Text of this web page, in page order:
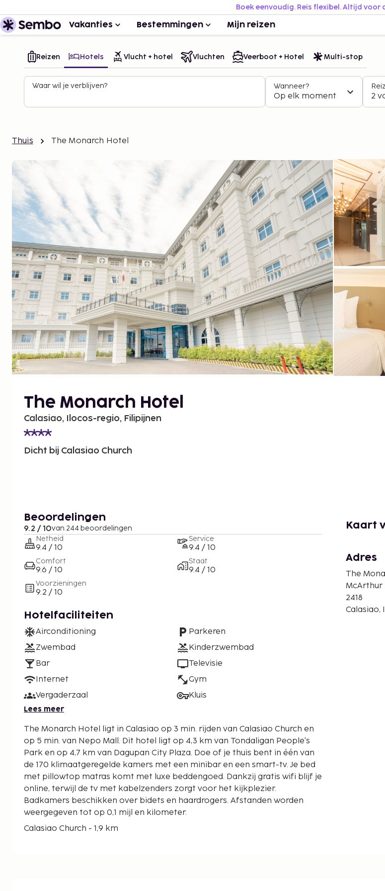
Boek eenvoudig. Reis flexibel. Altijd voor
Vakanties Bestemmingen Mijn reizen
Reizen Hotels Vlucht + hotel Vluchten Veerboot + Hotel Multi-stop
Waar wil je verblijven? Wanneer?
Op elk moment 2
Thuis The Monarch Hotel
The Monarch Hotel
Calasiao, Ilocos-regio, Filipijnen
Dicht bij Calasiao Church
Beoordelingen
9.2 / 10van 244 beoordelingen
Netheid
9.4 / 10
Comfort
9.6 / 10
Voorzieningen
9.2 / 10
Service
9.4 / 10
Staat
9.4 / 10
Hotelfaciliteiten
Airconditioning
Zwembad
Bar
Internet
Vergaderzaal
Parkeren
Kinderzwembad
Televisie
Gym
Kluis
Lees meer
The Monarch Hotel ligt in Calasiao op 3 min. rijden van Calasiao Church en
op 5 min. van Nepo Mall. Dit hotel ligt op 4,3 km van Tondaligan People's
Park en op 4,7 km van Dagupan City Plaza. Doe of je thuis bent in één van
de 170 klimaatgeregelde kamers met een minibar en een smart-tv. Je bed
met pillowtop matras komt met luxe beddengoed. Dankzij gratis wifi blijf je
online, terwijl de tv met kabelzenders zorgt voor het kijkplezier.
Badkamers beschikken over bidets en haardrogers. Afstanden worden
weergegeven tot op 0,1 mijl en kilometer.
Calasiao Church - 1,9 km
Kaart
Adres
The
McArthur
2418
Calasiao,